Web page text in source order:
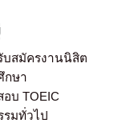
บสมัครงานนิสิต
กษา
บ TOEIC
รมทั่วไป